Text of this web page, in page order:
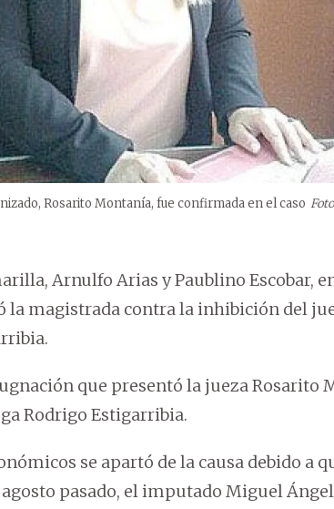
Rosarito Montanía, fue confirmada en el caso
Arnulfo Arias y Paublino Escobar,
magistrada contra la inhibición del
que presentó la jueza Rosarito
Rodrigo Estigarribia.
se apartó de la causa debido a
agosto pasado, el imputado Miguel